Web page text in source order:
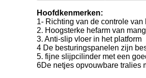
Hoofdkenmerken:
1- Richting van de controle
2. Hoogsterke hefarm van
3. Anti-slip vloer in het platform
4 De besturingspanelen zijn
5. fijne slijpcilinder met een
6De netjes opvouwbare tralies